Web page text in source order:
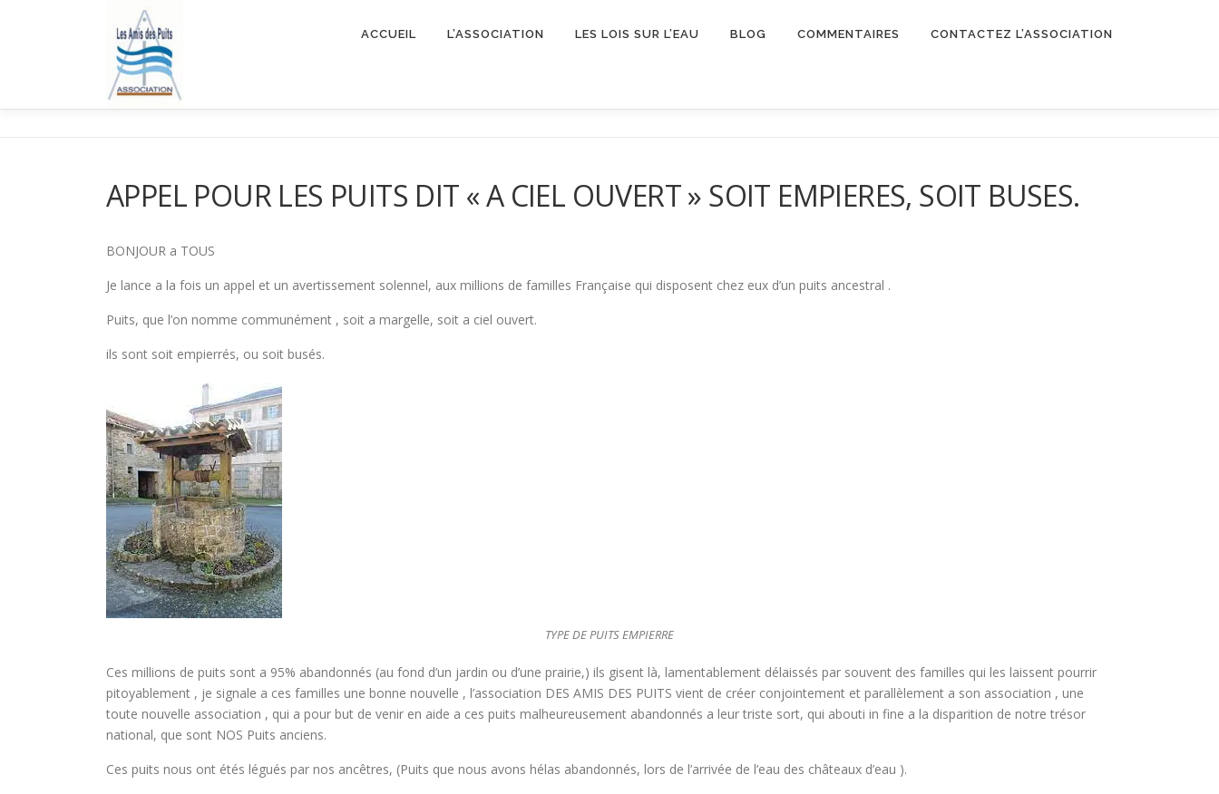
ACCUEIL L’ASSOCIATION LES LOIS SUR L’EAU BLOG COMMENTAIRES CONTACTEZ L’ASSOCIATION
APPEL POUR LES PUITS DIT « A CIEL OUVERT » SOIT EMPIERES, SOIT BUSES.
BONJOUR a TOUS
Je lance a la fois un appel et un avertissement solennel, aux millions de familles Française qui disposent chez eux d’un puits ancestral .
Puits, que l’on nomme communément , soit a margelle, soit a ciel ouvert.
ils sont soit empierrés, ou soit busés.
TYPE DE PUITS EMPIERRE
Ces millions de puits sont a 95% abandonnés (au fond d’un jardin ou d’une prairie,) ils gisent là, lamentablement délaissés par souvent des familles qui les laissent pourrir
pitoyablement , je signale a ces familles une bonne nouvelle , l’association DES AMIS DES PUITS vient de créer conjointement et parallèlement a son association , une
toute nouvelle association , qui a pour but de venir en aide a ces puits malheureusement abandonnés a leur triste sort, qui abouti in fine a la disparition de notre trésor
national, que sont NOS Puits anciens.
Ces puits nous ont étés légués par nos ancêtres, (Puits que nous avons hélas abandonnés, lors de l’arrivée de l’eau des châteaux d’eau ).